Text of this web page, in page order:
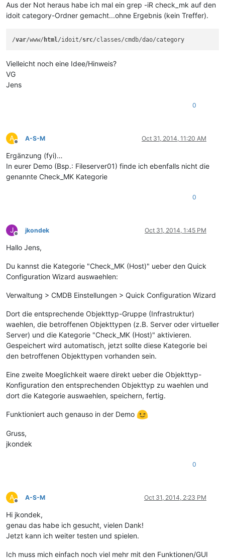
Aus der Not heraus habe ich mal ein grep -iR check_mk auf den
idoit category-Ordner gemacht...ohne Ergebnis (kein Treffer).
/var/www/ html /idoit/src
Vielleicht noch eine Idee/Hinweis?
VG
Jens
0
A
Offline
A-S-M Oct 31, 2014, 11:20 AM
Ergänzung (fyi)…
In eurer Demo (Bsp.: Fileserver01) finde ich ebenfalls nicht die
genannte Check_MK Kategorie
0
J
Offline
jkondek Oct 31, 2014, 1:45 PM
Hallo Jens,
Du kannst die Kategorie "Check_MK (Host)" ueber den Quick
Configuration Wizard auswaehlen:
Verwaltung > CMDB Einstellungen > Quick Configuration Wizard
Dort die entsprechende Objekttyp-Gruppe (Infrastruktur)
waehlen, die betroffenen Objekttypen (z.B. Server oder virtueller
Server) und die Kategorie "Check_MK (Host)" aktivieren.
Gespeichert wird automatisch, jetzt sollte diese Kategorie bei
den betroffenen Objekttypen vorhanden sein.
Eine zweite Moeglichkeit waere direkt ueber die Objekttyp-
Konfiguration den entsprechenden Objekttyp zu waehlen und
dort die Kategorie auswaehlen, speichern, fertig.
Funktioniert auch genauso in der Demo
Gruss,
jkondek
0
A
Offline
A-S-M Oct 31, 2014, 2:23 PM
Hi jkondek,
genau das habe ich gesucht, vielen Dank!
Jetzt kann ich weiter testen und spielen.
Ich muss mich einfach noch viel mehr mit den Funktionen/GUI